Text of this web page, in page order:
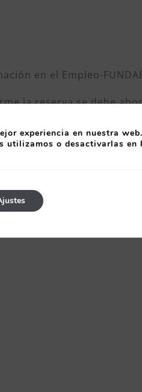
en el Empleo-
la reserva se debe
la factura que
no asistencia.
de gestión tanto
experiencia en nuestra web.
utilizamos o desactivarlas en